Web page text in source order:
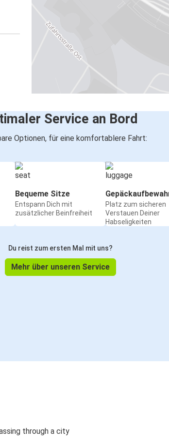
Service an Bord
Optionen, für eine komfortablere Fahrt:
Bequeme Sitze
Entspann Dich mit
zusätzlicher Beinfreiheit
Platz zum sicheren
Verstauen Deiner
Habseligkeiten
Du reist zum ersten Mal mit uns?
Mehr über unseren Service